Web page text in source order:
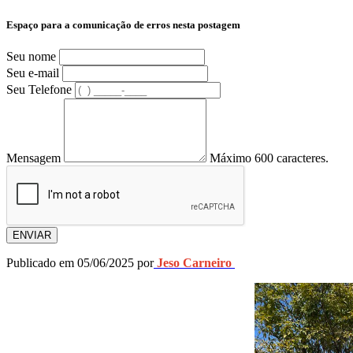
Espaço para a comunicação de erros nesta postagem
Seu nome
Seu e-mail
Seu Telefone
Mensagem Máximo 600 caracteres.
ENVIAR
Publicado em 05/06/2025 por Jeso Carneiro